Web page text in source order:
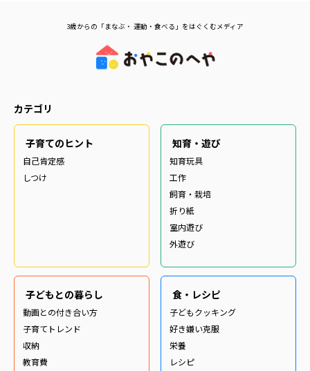
3歳からの「まなぶ・ 運動・食べる」をはぐくむメディア
カテゴリ
子育てのヒント
自己肯定感
しつけ
知育・遊び
知育玩具
工作
飼育・栽培
折り紙
室内遊び
外遊び
子どもとの暮らし
動画との付き合い方
子育てトレンド
収納
教育費
食・レシピ
子どもクッキング
好き嫌い克服
栄養
レシピ